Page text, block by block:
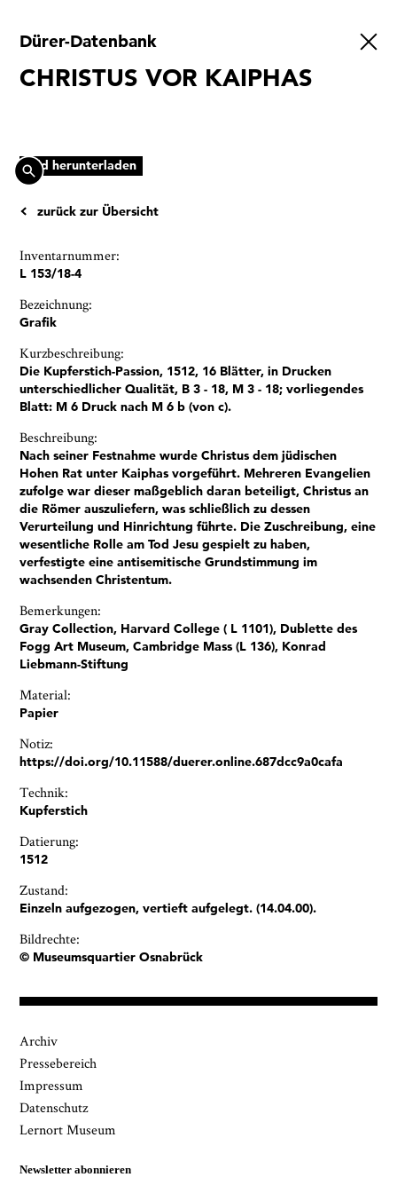
Dürer-Datenbank
CHRISTUS VOR KAIPHAS
Bild herunterladen
zurück zur Übersicht
Inventarnummer:
L 153/18-4
Bezeichnung:
Grafik
Kurzbeschreibung:
Die Kupferstich-Passion, 1512, 16 Blätter, in Drucken
unterschiedlicher Qualität, B 3 - 18, M 3 - 18; vorliegendes
Blatt: M 6 Druck nach M 6 b (von c).
Beschreibung:
Nach seiner Festnahme wurde Christus dem jüdischen
Hohen Rat unter Kaiphas vorgeführt. Mehreren Evangelien
zufolge war dieser maßgeblich daran beteiligt, Christus an
die Römer auszuliefern, was schließlich zu dessen
Verurteilung und Hinrichtung führte. Die Zuschreibung, eine
wesentliche Rolle am Tod Jesu gespielt zu haben,
verfestigte eine antisemitische Grundstimmung im
wachsenden Christentum.
Bemerkungen:
Gray Collection, Harvard College ( L 1101), Dublette des
Fogg Art Museum, Cambridge Mass (L 136), Konrad
Liebmann-Stiftung
Material:
Papier
Notiz:
https://doi.org/10.11588/duerer.online.687dcc9a0cafa
Technik:
Kupferstich
Datierung:
1512
Zustand:
Einzeln aufgezogen, vertieft aufgelegt. (14.04.00).
Bildrechte:
© Museumsquartier Osnabrück
Archiv
Pressebereich
Impressum
Datenschutz
Lernort Museum
Newsletter abonnieren
Ausstellungen
Veranstaltungen
Ja, ich bin damit einverstanden, dass das
Museumsquartier Osnabrück die oben
angegebenen Informationen speichert, um mir den
Newsletter zusenden zu können. Ich kann diese
Zustimmung jederzeit widerrufen und die
Informationen aus den Systemen des
Museumsquartiers Osnabrück löschen lassen. Es
besteht ein Beschwerderecht bei einer
Aufsichtsbehörde für Datenschutz. Weitere
* notwendige Angaben